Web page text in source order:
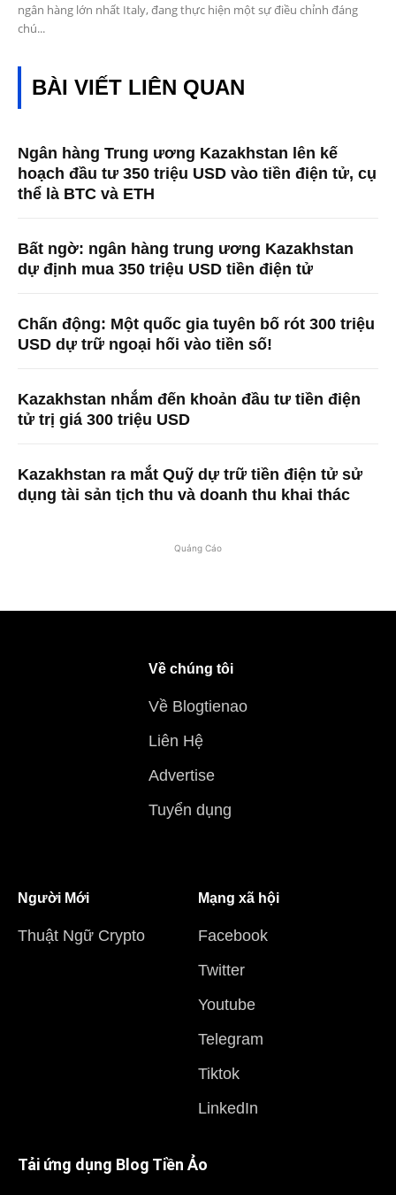
ngân hàng lớn nhất Italy, đang thực hiện một sự điều chỉnh đáng
chú...
BÀI VIẾT LIÊN QUAN
Ngân hàng Trung ương Kazakhstan lên kế
hoạch đầu tư 350 triệu USD vào tiền điện tử, cụ
thể là BTC và ETH
Bất ngờ: ngân hàng trung ương Kazakhstan
dự định mua 350 triệu USD tiền điện tử
Chấn động: Một quốc gia tuyên bố rót 300 triệu
USD dự trữ ngoại hối vào tiền số!
Kazakhstan nhắm đến khoản đầu tư tiền điện
tử trị giá 300 triệu USD
Kazakhstan ra mắt Quỹ dự trữ tiền điện tử sử
dụng tài sản tịch thu và doanh thu khai thác
Quảng Cáo
Về chúng tôi
Về Blogtienao
Liên Hệ
Advertise
Tuyển dụng
Người Mới
Thuật Ngữ Crypto
Mạng xã hội
Facebook
Twitter
Youtube
Telegram
Tiktok
LinkedIn
Tải ứng dụng Blog Tiền Ảo